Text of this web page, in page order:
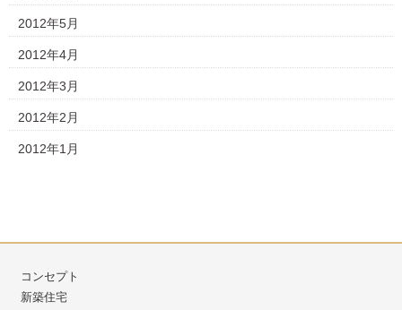
2012年5月
2012年4月
2012年3月
2012年2月
2012年1月
コンセプト
新築住宅